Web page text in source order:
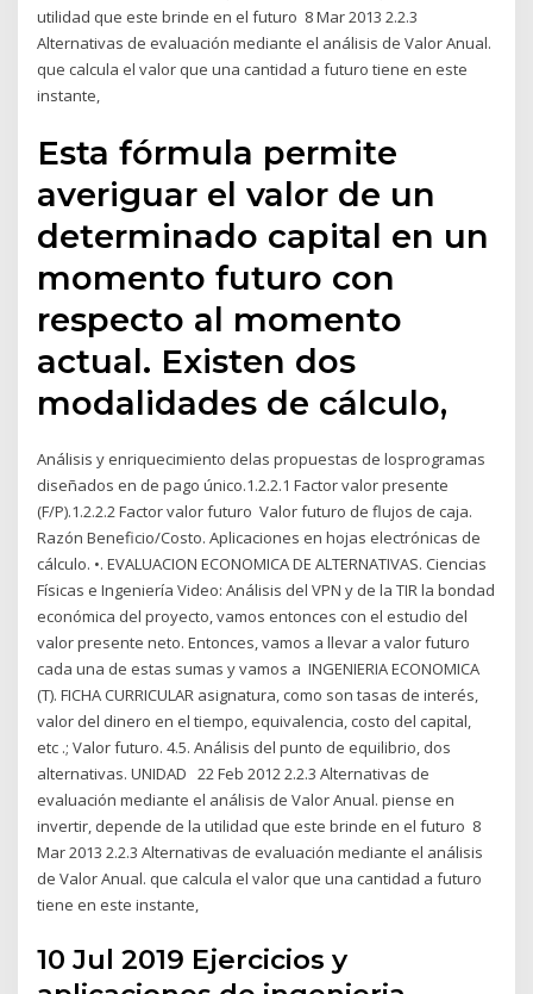
utilidad que este brinde en el futuro 8 Mar 2013 2.2.3
Alternativas de evaluación mediante el análisis de Valor Anual.
que calcula el valor que una cantidad a futuro tiene en este
instante,
Esta fórmula permite
averiguar el valor de un
determinado capital en un
momento futuro con
respecto al momento
actual. Existen dos
modalidades de cálculo,
Análisis y enriquecimiento delas propuestas de losprogramas
diseñados en de pago único.1.2.2.1 Factor valor presente
(F/P).1.2.2.2 Factor valor futuro Valor futuro de flujos de caja.
Razón Beneficio/Costo. Aplicaciones en hojas electrónicas de
cálculo. •. EVALUACION ECONOMICA DE ALTERNATIVAS. Ciencias
Físicas e Ingeniería Video: Análisis del VPN y de la TIR la bondad
económica del proyecto, vamos entonces con el estudio del
valor presente neto. Entonces, vamos a llevar a valor futuro
cada una de estas sumas y vamos a INGENIERIA ECONOMICA
(T). FICHA CURRICULAR asignatura, como son tasas de interés,
valor del dinero en el tiempo, equivalencia, costo del capital,
etc .; Valor futuro. 4.5. Análisis del punto de equilibrio, dos
alternativas. UNIDAD 22 Feb 2012 2.2.3 Alternativas de
evaluación mediante el análisis de Valor Anual. piense en
invertir, depende de la utilidad que este brinde en el futuro 8
Mar 2013 2.2.3 Alternativas de evaluación mediante el análisis
de Valor Anual. que calcula el valor que una cantidad a futuro
tiene en este instante,
10 Jul 2019 Ejercicios y